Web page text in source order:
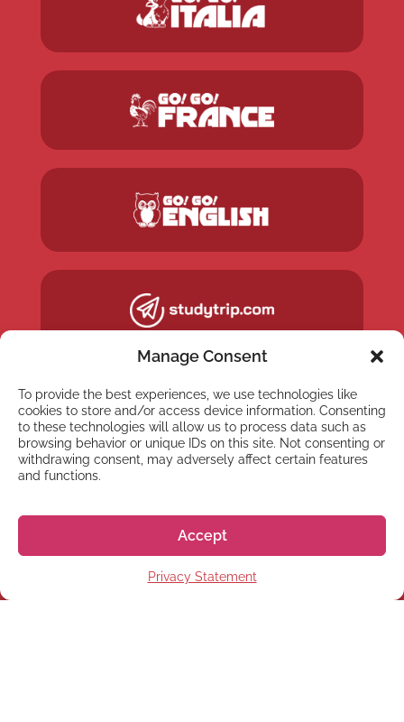
Manage Consent
To provide the best experiences, we use technologies like
cookies to store and/or access device information. Consenting
to these technologies will allow us to process data such as
browsing behavior or unique IDs on this site. Not consenting or
withdrawing consent, may adversely affect certain features
and functions.
Accept
Privacy Statement
NYHETSBREV
Anmäl dig till vårt